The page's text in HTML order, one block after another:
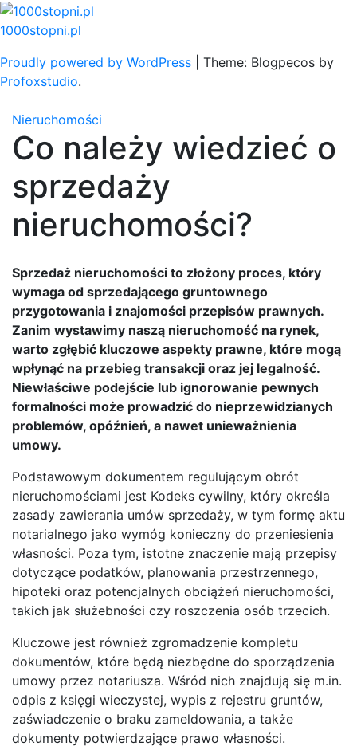
Skip
to
1000stopni.pl
Proudly powered by WordPress
Theme: Blogpecos by
Profoxstudio.
Nieruchomości
Co należy wiedzieć o
sprzedaży
nieruchomości?
Sprzedaż nieruchomości to złożony proces, który
wymaga od sprzedającego gruntownego
przygotowania i znajomości przepisów prawnych.
Zanim wystawimy naszą nieruchomość na rynek,
warto zgłębić kluczowe aspekty prawne, które mogą
wpłynąć na przebieg transakcji oraz jej legalność.
Niewłaściwe podejście lub ignorowanie pewnych
formalności może prowadzić do nieprzewidzianych
problemów, opóźnień, a nawet unieważnienia
umowy.
Podstawowym dokumentem regulującym obrót
nieruchomościami jest Kodeks cywilny, który określa
zasady zawierania umów sprzedaży, w tym formę aktu
notarialnego jako wymóg konieczny do przeniesienia
własności. Poza tym, istotne znaczenie mają przepisy
dotyczące podatków, planowania przestrzennego,
hipoteki oraz potencjalnych obciążeń nieruchomości,
takich jak służebności czy roszczenia osób trzecich.
Kluczowe jest również zgromadzenie kompletu
dokumentów, które będą niezbędne do sporządzenia
umowy przez notariusza. Wśród nich znajdują się m.in.
odpis z księgi wieczystej, wypis z rejestru gruntów,
zaświadczenie o braku zameldowania, a także
dokumenty potwierdzające prawo własności.